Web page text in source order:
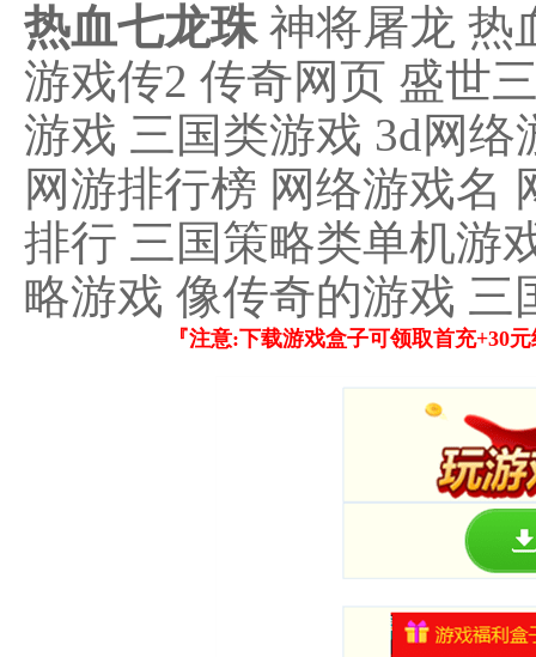
热血七龙珠神将屠龙 热
游戏传2 传奇网页 盛世
游戏 三国类游戏 3d网络
网游排行榜 网络游戏名
排行 三国策略类单机游
略游戏 像传奇的游戏 三
『注意:下载游戏盒子可领取首充+30